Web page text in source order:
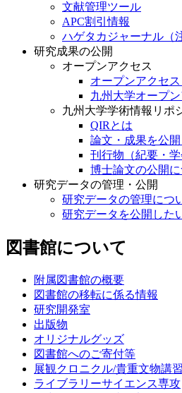
文献管理ツール
APC割引情報
ハゲタカジャーナル（
研究成果の公開
オープンアクセス
オープンアクセ
九州大学オープ
九州大学学術情報リポ
QIRとは
論文・成果を公
刊行物（紀要・
博士論文の公開
研究データの管理・公開
研究データの管理につ
研究データを公開した
図書館について
附属図書館の概要
図書館の移転に係る情報
研究開発室
出版物
オリジナルグッズ
図書館へのご寄付等
展観クロニクル/貴重文物講
ライブラリーサイエンス専攻